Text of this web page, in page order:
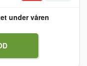
under våren